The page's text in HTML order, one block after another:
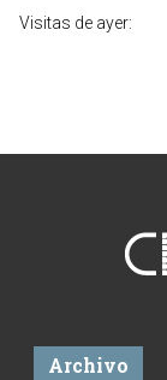
Visitas de ayer:
Archivo